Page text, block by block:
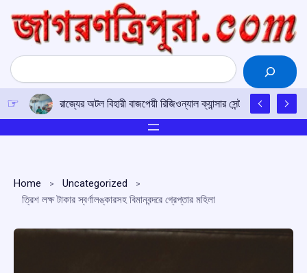
content
Search
রাজ্যের অটল বিহারী বাজপেয়ী রিজিওন্যাল ক্যান্সার সেন্টারে উত্তর-
Home
Uncategorized
ত্রিশ লক্ষ টাকার স্বর্ণালঙ্কারসহ বিমানবন্দরে গ্রেপ্তার মহিলা